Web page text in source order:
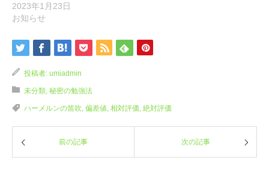
2023年1月23日
お知らせ
投稿者: umiadmin
未分類, 秘密の勉強法
ハーメルンの笛吹, 偏差値, 相対評価, 絶対評価
前の記事 次の記事